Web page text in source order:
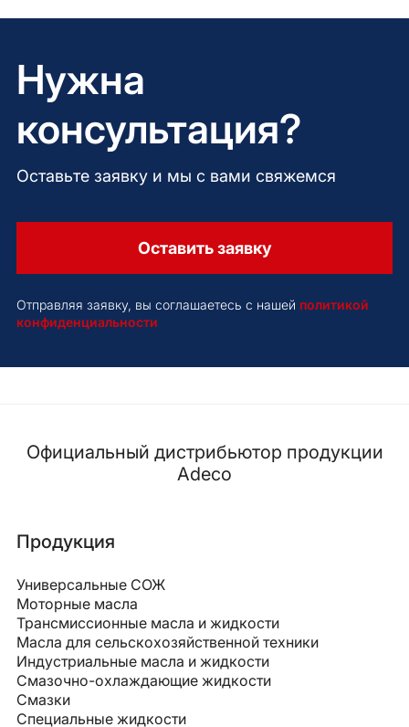
Нужна
консультация?
Оставьте заявку и мы с вами свяжемся
Оставить заявку
Отправляя заявку, вы соглашаетесь с нашей политикой
конфиденциальности
Официальный дистрибьютор продукции
Adeco
Продукция
Универсальные СОЖ
Моторные масла
Трансмиссионные масла и жидкости
Масла для сельскохозяйственной техники
Индустриальные масла и жидкости
Смазочно-охлаждающие жидкости
Смазки
Специальные жидкости